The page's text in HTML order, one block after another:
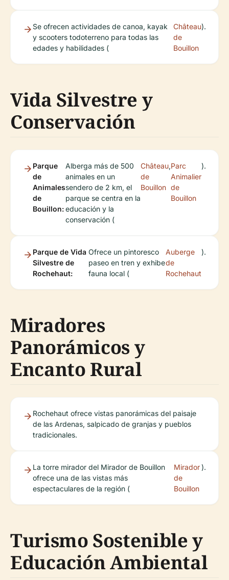
Se ofrecen actividades de canoa, kayak
y scooters todoterreno para todas las
edades y habilidades (
Château
de
Bouillon
).
Vida Silvestre y
Conservación
Parque
de
Animales
de
Bouillon:
Alberga más de 500
animales en un
sendero de 2 km, el
parque se centra en la
educación y la
conservación (
Château
de
Bouillon
,Parc
Animalier
de
Bouillon
).
Parque de Vida
Silvestre de
Rochehaut:
Ofrece un pintoresco
paseo en tren y exhibe
fauna local (
Auberge
de
Rochehaut
).
Miradores
Panorámicos y
Encanto Rural
Rochehaut ofrece vistas panorámicas del paisaje
de las Ardenas, salpicado de granjas y pueblos
tradicionales.
La torre mirador del Mirador de Bouillon
ofrece una de las vistas más
espectaculares de la región (
Mirador
de
Bouillon
).
Turismo Sostenible y
Educación Ambiental